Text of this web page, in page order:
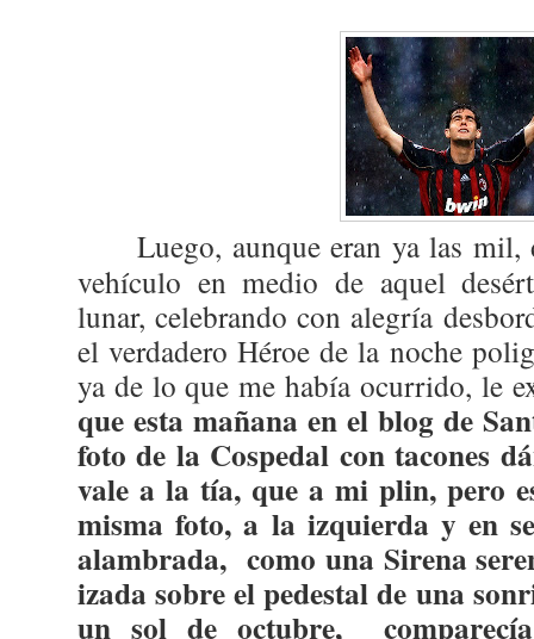
Luego, aunque eran ya las
vehículo en medio de aquel
lunar, celebrando con alegría
el verdadero Héroe de la noche
ya de lo que me había ocurrido, le
que esta mañana en el blog de
foto de la Cospedal con tacones
vale a la tía, que a mi plin, pero
misma foto, a la izquierda y en
alambrada, como una Sirena
izada sobre el pedestal de una
un sol de octubre,